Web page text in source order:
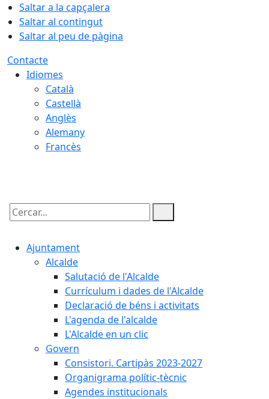
Saltar a la capçalera
Saltar al contingut
Saltar al peu de pàgina
Contacte
Idiomes
Català
Castellà
Anglès
Alemany
Francès
Cercar:
Ajuntament
Alcalde
Salutació de l'Alcalde
Currículum i dades de l'Alcalde
Declaració de béns i activitats
L'agenda de l'alcalde
L'Alcalde en un clic
Govern
Consistori. Cartipàs 2023-2027
Organigrama polític-tècnic
Agendes institucionals